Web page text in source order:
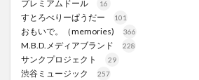
プレミアムドール 16
すとろべりーぱうだー 101
おもいで。（memories) 366
M.B.D.メディアブランド 228
サンクプロジェクト 29
渋谷ミュージック 257